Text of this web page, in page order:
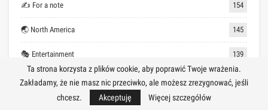
✍ For a note 154
🌏 North America 145
🎭 Entertainment 139
Turkey 134
🏝 Vacation ideas
Ta strona korzysta z plików cookie, aby poprawić Twoje wrażenia.
Zakładamy, że nie masz nic przeciwko, ale możesz zrezygnować, jeśli
chcesz.
Akceptuję Więcej szczegółów